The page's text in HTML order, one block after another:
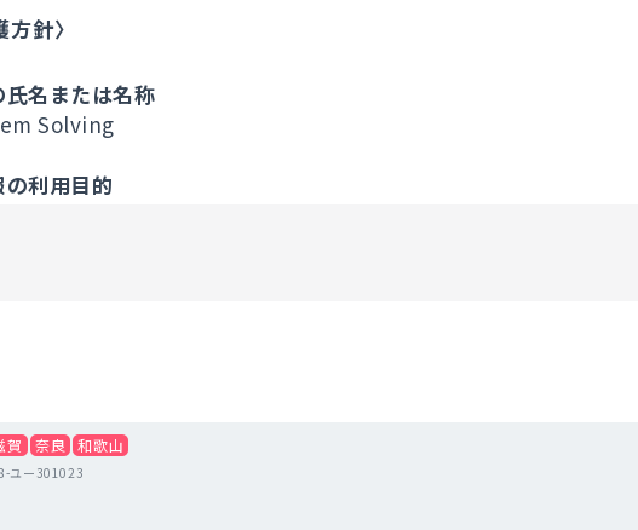
針〉
氏名または名称
Solving
の利用目的
囲内で、利用者の個人情報を提供することがあります。
取扱いの委託について
賀 奈良 和歌山
ユー301023